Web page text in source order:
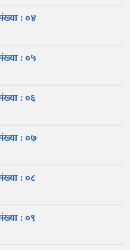
: ०४
: ०५
: ०६
: ०७
: ०८
: ०९
सहायक । यहाँहरुलाई म कसरी सहायता गर्न सक्छु भनेर हेर्न कृपया बटनहरुमा
थिच्नुहोस्।
सूचना
मापदण्ड